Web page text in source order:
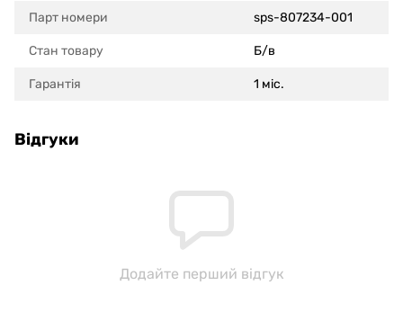
Парт номери sps-807234-001
Стан товару Б/в
Гарантія 1 міс.
Відгуки
Додайте перший відгук